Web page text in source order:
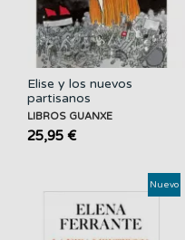
Elise y los nuevos
partisanos
LIBROS GUANXE
25,95 €
Nuevo